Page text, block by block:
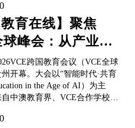
教育在线】聚焦
峰会：从产业需
培养AI时代不可
力
跨国教育会议（VCE全球
开幕。大会以“智能时代·共育
in the Age of AI）为主
中澳教育界、VCE合作学校、
。来自悉尼大学、新南威尔士